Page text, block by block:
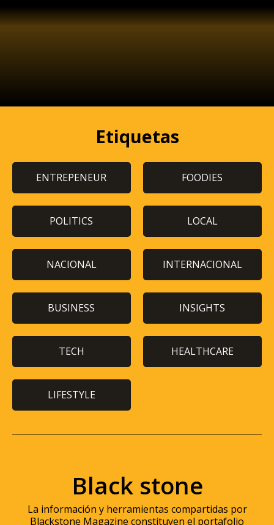
Etiquetas
ENTREPENEUR FOODIES
POLITICS LOCAL
NACIONAL INTERNACIONAL
BUSINESS INSIGHTS
TECH HEALTHCARE
LIFESTYLE
Black stone
La información y herramientas compartidas por
Blackstone Magazine constituyen el portafolio